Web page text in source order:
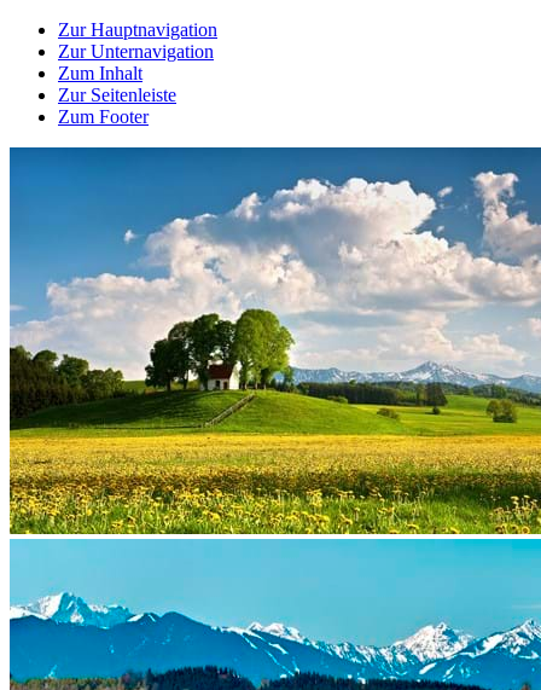
Zur Hauptnavigation
Zur Unternavigation
Zum Inhalt
Zur Seitenleiste
Zum Footer